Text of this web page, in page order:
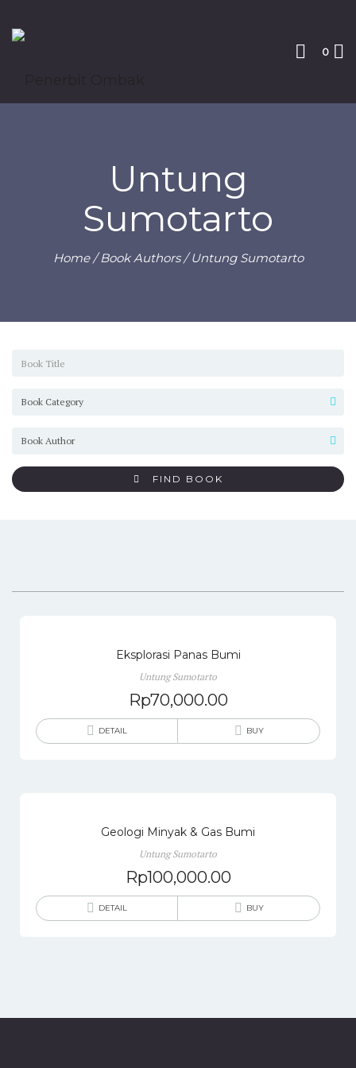
0
Untung
Sumotarto
Home/ Book Authors / Untung Sumotarto
FIND BOOK
Eksplorasi Panas Bumi
Untung Sumotarto
Rp70,000.00
DETAIL BUY
Geologi Minyak & Gas Bumi
Untung Sumotarto
Rp100,000.00
DETAIL BUY